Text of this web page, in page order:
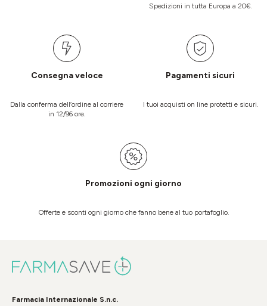
Spedizioni in tutta Europa a 20€.
Consegna veloce
Dalla conferma dell’ordine al corriere
in 12/96 ore.
Pagamenti sicuri
I tuoi acquisti on line protetti e sicuri.
Promozioni ogni giorno
Offerte e sconti ogni giorno che fanno bene al tuo portafoglio.
Farmacia Internazionale S.n.c.